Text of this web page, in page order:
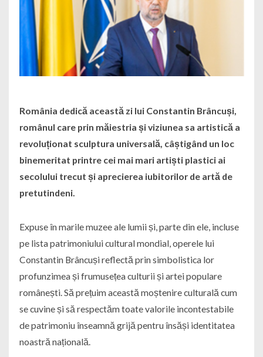
România dedică această zi lui Constantin Brâncuși,
românul care prin măiestria și viziunea sa artistică a
revoluționat sculptura universală, câștigând un loc
binemeritat printre cei mai mari artiști plastici ai
secolului trecut și aprecierea iubitorilor de artă de
pretutindeni.
Expuse în marile muzee ale lumii și, parte din ele, incluse
pe lista patrimoniului cultural mondial, operele lui
Constantin Brâncuși reflectă prin simbolistica lor
profunzimea și frumusețea culturii și artei populare
românești. Să prețuim această moștenire culturală cum
se cuvine și să respectăm toate valorile incontestabile
de patrimoniu înseamnă grijă pentru însăși identitatea
noastră națională.